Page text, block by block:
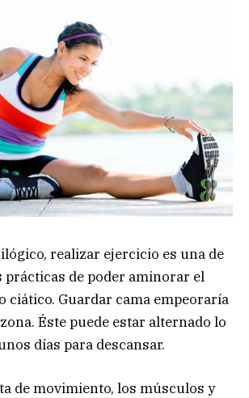
realizar ejercicio es una de
prácticas de poder aminorar el
ciático. Guardar cama empeoraría
Éste puede estar alternado lo
días para descansar.
de movimiento, los músculos y